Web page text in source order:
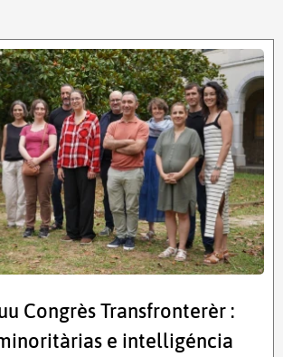
Congrès Transfronterèr :
e intelligéncia